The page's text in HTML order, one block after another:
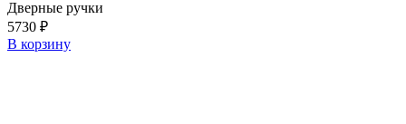
Дверные ручки
5730 ₽
В корзину